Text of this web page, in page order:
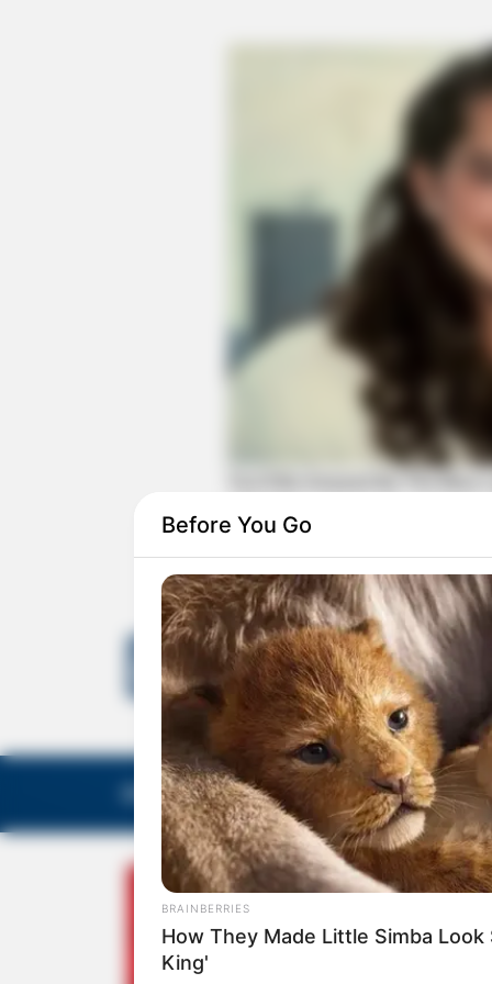
EDITORIAS GALERIA DE FOTOS NOTA DE
Before You Go
BRAINBERRIES
How They Made Little Simba
King'